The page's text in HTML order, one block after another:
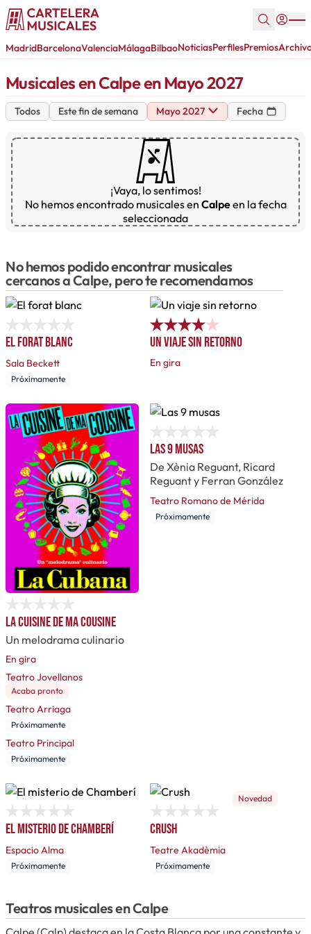
MadridBarcelonaValenciaMálagaBilbaoNoticiasPerfilesPremios
Musicales en Calpe en Mayo 2027
Todos Este fin de semana Mayo 2027 Fecha
¡Vaya, lo sentimos!
No hemos encontrado musicales en Calpeen la fecha
seleccionada
No hemos podido encontrar musicales
cercanos a Calpe, pero te recomendamos
El forat blanc
Sala Beckett
Próximamente
Un viaje sin retorno
En gira
La cuisine de ma cousine
Un melodrama culinario
En gira
Teatro Jovellanos
Acaba pronto
Teatro Arriaga
Próximamente
Teatro Principal
Próximamente
Las 9 musas
De Xènia Reguant, Ricard
Reguant y Ferran González
Teatro Romano de Mérida
Próximamente
El misterio de Chamberí
Espacio Alma
Próximamente
Novedad
Crush
Teatre Akadèmia
Próximamente
Teatros musicales en Calpe